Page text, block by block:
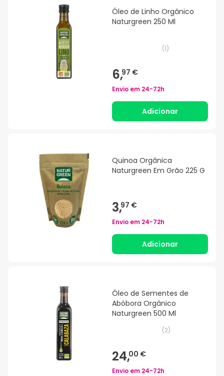
Óleo de Linho Orgânico
Naturgreen 250 Ml
(1)
6,97 €
Envio em 24-72h
Adicionar
Quinoa Orgânica
Naturgreen Em Grão 225 G
3,97 €
Envio em 24-72h
Adicionar
Óleo de Sementes de
Abóbora Orgânico
Naturgreen 500 Ml
(2)
24,00 €
Envio em 24-72h